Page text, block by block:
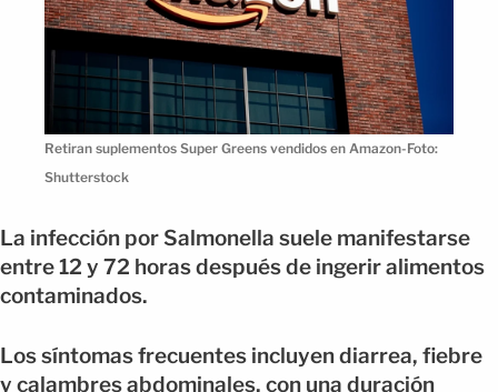
Retiran suplementos Super Greens vendidos en Amazon-Foto:
Shutterstock
La infección por Salmonella suele manifestarse
entre 12 y 72 horas después de ingerir alimentos
contaminados.
Los síntomas frecuentes incluyen diarrea, fiebre
y calambres abdominales, con una duración